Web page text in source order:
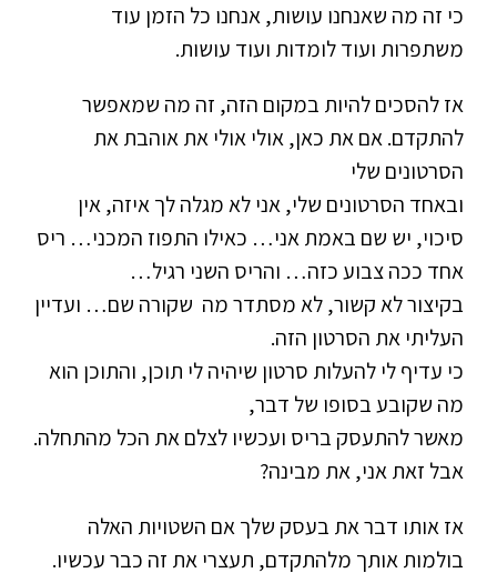
כי זה מה שאנחנו עושות, אנחנו כל הזמן עוד
משתפרות ועוד לומדות ועוד עושות.
אז להסכים להיות במקום הזה, זה מה שמאפשר
להתקדם. אם את כאן, אולי אולי את אוהבת את
הסרטונים שלי
ובאחד הסרטונים שלי, אני לא מגלה לך איזה, אין
סיכוי, יש שם באמת אני… כאילו התפוז המכני… ריס
אחד ככה צבוע כזה… והריס השני רגיל…
בקיצור לא קשור, לא מסתדר מה שקורה שם… ועדיין
העליתי את הסרטון הזה.
כי עדיף לי להעלות סרטון שיהיה לי תוכן, והתוכן הוא
מה שקובע בסופו של דבר,
מאשר להתעסק בריס ועכשיו לצלם את הכל מהתחלה.
אבל זאת אני, את מבינה?
אז אותו דבר את בעסק שלך אם השטויות האלה
בולמות אותך מלהתקדם, תעצרי את זה כבר עכשיו.